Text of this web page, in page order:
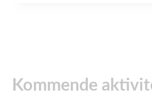
Kommende